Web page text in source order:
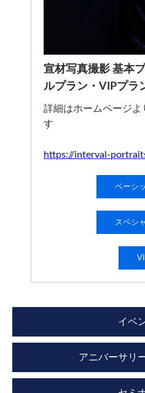
宣材写真撮影 基本
ルプラン・VIPプラ
詳細はホームページよ
す
https://interval-
ベーシ
スペシ
イベ
アニバーサリ